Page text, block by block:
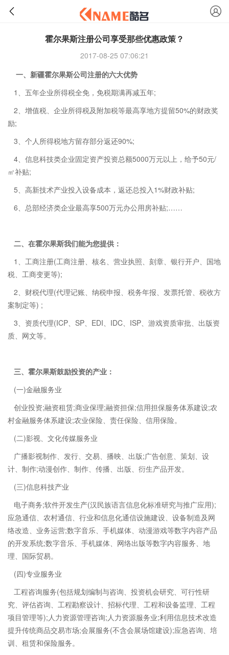
霍尔果斯注册公司享受那些优惠政策？
2017-08-25 07:06:21
一、新疆霍尔果斯公司注册的六大优势
1、五年企业所得税全免，免税期满再减五年;
2、增值税、企业所得税及附加税等最高享地方提留50%的财政奖
励;
3、个人所得税地方留存部分返还90%;
4、信息科技类企业固定资产投资总额5000万元以上，给予50元/
㎡补贴;
5、高新技术产业投入设备成本，返还总投入1%财政补贴;
6、总部经济类企业最高享500万元办公用房补贴;……
二、在霍尔果斯我们能为您提供：
1、工商注册(工商注册、核名、营业执照、刻章、银行开户、国地
税、工商变更等);
2、财税代理(代理记账、纳税申报、税务年报、发票托管、税收方
案制定等) ;
3、资质代理(ICP、SP、EDI、IDC、ISP、游戏资质审批、出版资
质、网文等。
三、霍尔果斯鼓励投资的产业：
(一)金融服务业
创业投资;融资租赁;商业保理;融资担保;信用担保服务体系建设;农
村金融服务体系建设;农业保险、责任保险、信用保险。
(二)影视、文化传媒服务业
广播影视制作、发行、交易、播映、出版;广告创意、策划、设
计、制作;动漫创作、制作、传播、出版、衍生产品开发。
(三)信息科技产业
电子商务;软件开发生产(汉民族语言信息化标准研究与推广应用);
应急通信、农村通信、行业和信息化通信设施建设、设备制造及网
络改造、业务运营;数字音乐、手机媒体、动漫游戏等数字内容产品
的开发系统;数字音乐、手机媒体、网络出版等数字内容服务、地
理、国际贸易。
(四)专业服务业
工程咨询服务(包括规划编制与咨询、投资机会研究、可行性研
究、评估咨询、工程勘察设计、招标代理、工程和设备监理、工程
项目管理等);人力资源管理咨询;人力资源服务业;利用信息技术改造
提升传统商品交易市场;会展服务(不含会展场馆建设);应急咨询、培
训、租赁和保险服务。